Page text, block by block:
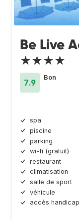
Be Live
★★★★
7.9
Bon
spa
piscine
parking
wi-fi (gratuit)
restaurant
climatisation
salle de sport
véhicule
accès